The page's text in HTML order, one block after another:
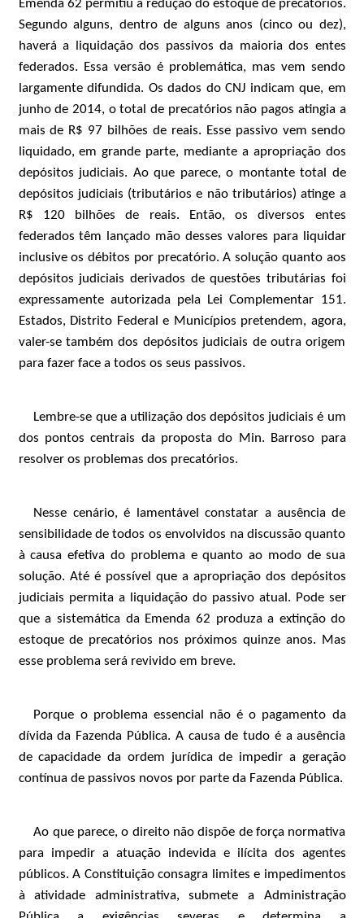
Emenda 62 permitiu a redução do estoque de precatórios.
Segundo alguns, dentro de alguns anos (cinco ou dez),
haverá a liquidação dos passivos da maioria dos entes
federados. Essa versão é problemática, mas vem sendo
largamente difundida. Os dados do CNJ indicam que, em
junho de 2014, o total de precatórios não pagos atingia a
mais de R$ 97 bilhões de reais. Esse passivo vem sendo
liquidado, em grande parte, mediante a apropriação dos
depósitos judiciais. Ao que parece, o montante total de
depósitos judiciais (tributários e não tributários) atinge a
R$ 120 bilhões de reais. Então, os diversos entes
federados têm lançado mão desses valores para liquidar
inclusive os débitos por precatório. A solução quanto aos
depósitos judiciais derivados de questões tributárias foi
expressamente autorizada pela Lei Complementar 151.
Estados, Distrito Federal e Municípios pretendem, agora,
valer-se também dos depósitos judiciais de outra origem
para fazer face a todos os seus passivos.
Lembre-se que a utilização dos depósitos judiciais é um
dos pontos centrais da proposta do Min. Barroso para
resolver os problemas dos precatórios.
Nesse cenário, é lamentável constatar a ausência de
sensibilidade de todos os envolvidos na discussão quanto
à causa efetiva do problema e quanto ao modo de sua
solução. Até é possível que a apropriação dos depósitos
judiciais permita a liquidação do passivo atual. Pode ser
que a sistemática da Emenda 62 produza a extinção do
estoque de precatórios nos próximos quinze anos. Mas
esse problema será revivido em breve.
Porque o problema essencial não é o pagamento da
dívida da Fazenda Pública. A causa de tudo é a ausência
de capacidade da ordem jurídica de impedir a geração
contínua de passivos novos por parte da Fazenda Pública.
Ao que parece, o direito não dispõe de força normativa
para impedir a atuação indevida e ilícita dos agentes
públicos. A Constituição consagra limites e impedimentos
à atividade administrativa, submete a Administração